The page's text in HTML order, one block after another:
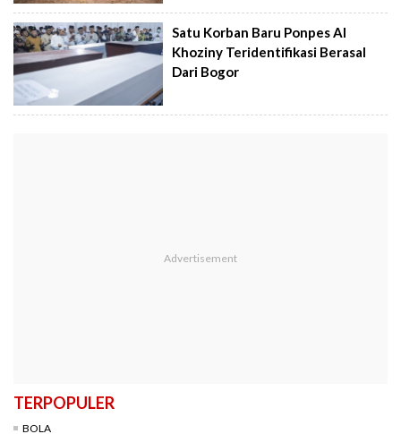
Satu Korban Baru Ponpes Al
Khoziny Teridentifikasi Berasal
Dari Bogor
TERPOPULER
BOLA